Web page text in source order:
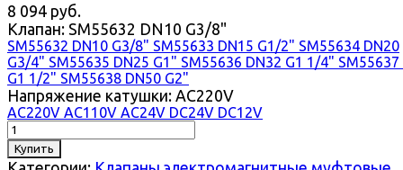
8 094 руб.
Клапан: SM55632 DN10 G3/8"
SM55632 DN10 G3/8" SM55633 DN15 G1/2" SM55634 DN20
G3/4" SM55635 DN25 G1" SM55636 DN32 G1 1/4" SM55637
G1 1/2" SM55638 DN50 G2"
Напряжение катушки: AC220V
AC220V AC110V AC24V DC24V DC12V
Купить